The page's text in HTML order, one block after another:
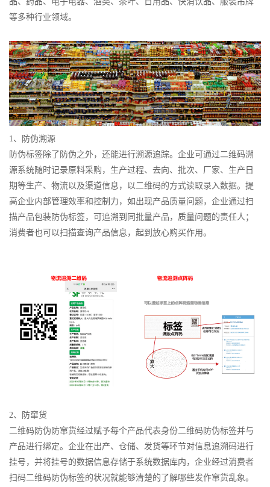
等多种行业领域。
1、防伪溯源
防伪标签除了防伪之外，还能进行溯源追踪。企业可通过二维码溯
源系统随时记录原料采购，生产过程、去向、批次、厂家、生产日
期等生产、物流以及渠道信息，以二维码的方式读取录入数据。提
高企业内部管理效率和控制力，如出现产品质量问题，企业通过扫
描产品包装防伪标签，可追溯到同批量产品，质量问题的责任人；
消费者也可以扫描查询产品信息，起到放心购买作用。
2、防窜货
二维码防伪防窜货经过赋予每个产品代表身份二维码防伪标签并与
产品进行绑定。企业在出产、仓储、发货等环节对信息追溯码进行
挂号，并将挂号的数据信息存储于系统数据库内，企业经过消费者
扫码二维码防伪标签的状况就能够清楚的了解哪些发作窜货乱象。